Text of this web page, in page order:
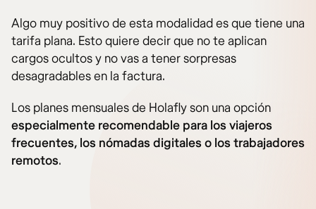
Algo muy positivo de esta modalidad es que tiene una
tarifa plana. Esto quiere decir que no te aplican
cargos ocultos y no vas a tener sorpresas
desagradables en la factura.
Los planes mensuales de Holafly son una opción
especialmente recomendable para los viajeros
frecuentes, los nómadas digitales o los trabajadores
remotos.